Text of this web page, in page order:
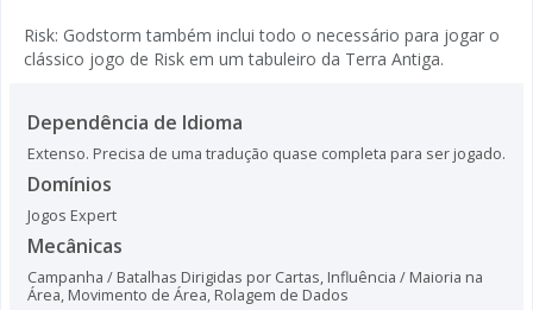
Risk: Godstorm também inclui todo o necessário para jogar o
clássico jogo de Risk em um tabuleiro da Terra Antiga.
Dependência de Idioma
Extenso. Precisa de uma tradução quase completa para ser jogado.
Domínios
Jogos Expert
Mecânicas
Campanha / Batalhas Dirigidas por Cartas, Influência / Maioria na
Área, Movimento de Área, Rolagem de Dados